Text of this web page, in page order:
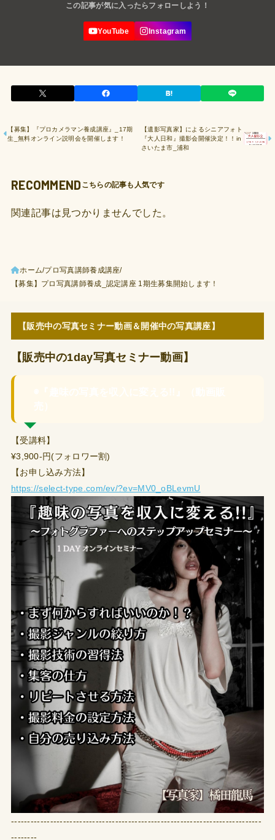
【募集】『プロカメラマン養成講座』_17期
生_無料オンライン説明会を開催します！
【遺影写真家】によるシニアフォト
『大人日和』撮影会開催決定！！in
さいたま市_浦和
RECOMMEND
関連記事は見つかりませんでした。
ホーム プロ写真講師養成講座
【募集】プロ写真講師養成_認定講座 1期⽣募集開始します！
【販売中の写真セミナー動画＆開催中の写真講座】
【販売中の1day写真セミナー動画】
【受講料】
¥3,900-円(フォロワー割)
【お申し込み方法】
https://select-type.com/ev/?ev=MV0_oBLevmU
-----------------------------------------------------------------------------
--------